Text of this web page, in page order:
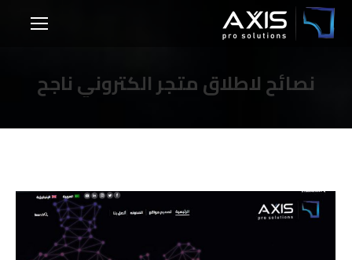
نصائح لاطلاق متجر الكتروني ناجح